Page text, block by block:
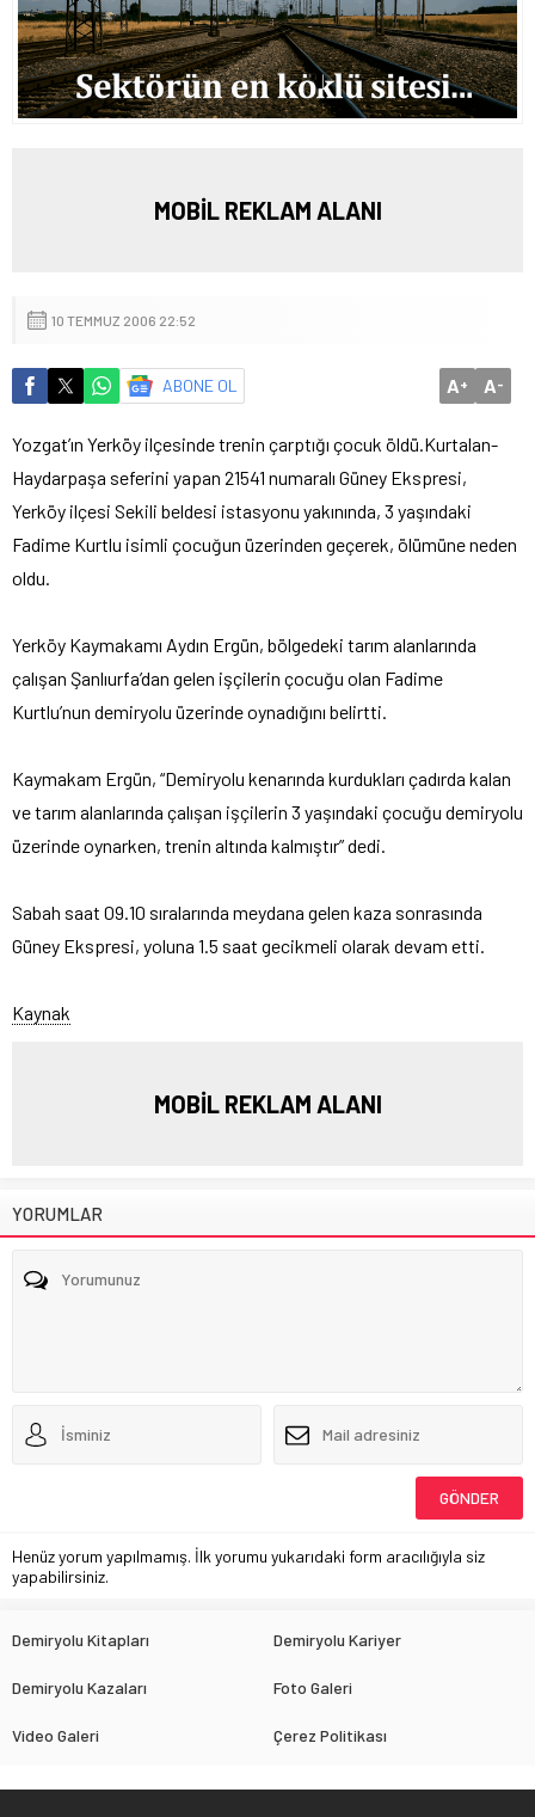
MOBİL REKLAM ALANI
10 TEMMUZ 2006 22:52
ABONE OL A+ A-
Yozgat’ın Yerköy ilçesinde trenin çarptığı çocuk öldü.Kurtalan-
Haydarpaşa seferini yapan 21541 numaralı Güney Ekspresi,
Yerköy ilçesi Sekili beldesi istasyonu yakınında, 3 yaşındaki
Fadime Kurtlu isimli çocuğun üzerinden geçerek, ölümüne neden
oldu.
Yerköy Kaymakamı Aydın Ergün, bölgedeki tarım alanlarında
çalışan Şanlıurfa’dan gelen işçilerin çocuğu olan Fadime
Kurtlu’nun demiryolu üzerinde oynadığını belirtti.
Kaymakam Ergün, “Demiryolu kenarında kurdukları çadırda kalan
ve tarım alanlarında çalışan işçilerin 3 yaşındaki çocuğu demiryolu
üzerinde oynarken, trenin altında kalmıştır” dedi.
Sabah saat 09.10 sıralarında meydana gelen kaza sonrasında
Güney Ekspresi, yoluna 1.5 saat gecikmeli olarak devam etti.
Kaynak
MOBİL REKLAM ALANI
YORUMLAR
Henüz yorum yapılmamış. İlk yorumu yukarıdaki form aracılığıyla siz
yapabilirsiniz.
Demiryolu Kitapları Demiryolu Kariyer
Demiryolu Kazaları Foto Galeri
Video Galeri Çerez Politikası